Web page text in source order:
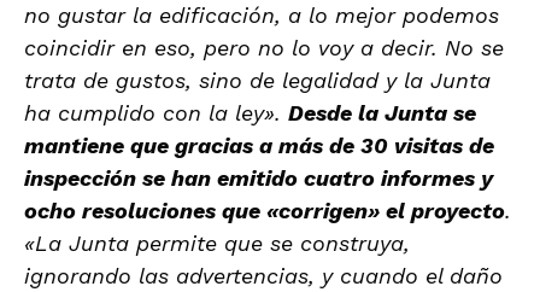
no gustar la edificación, a lo mejor podemos
coincidir en eso, pero no lo voy a decir. No se
trata de gustos, sino de legalidad y la Junta
ha cumplido con la ley». Desde la Junta se
mantiene que gracias a más de 30 visitas de
inspección se han emitido cuatro informes y
ocho resoluciones que «corrigen» el proyecto.
«La Junta permite que se construya,
ignorando las advertencias, y cuando el daño